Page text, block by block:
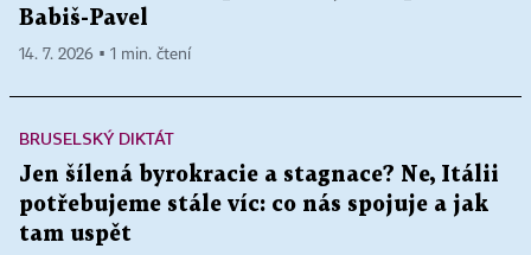
Babiš-Pavel
14. 7. 2026 ▪ 1 min. čtení
BRUSELSKÝ DIKTÁT
Jen šílená byrokracie a stagnace? Ne, Itálii
potřebujeme stále víc: co nás spojuje a jak
tam uspět